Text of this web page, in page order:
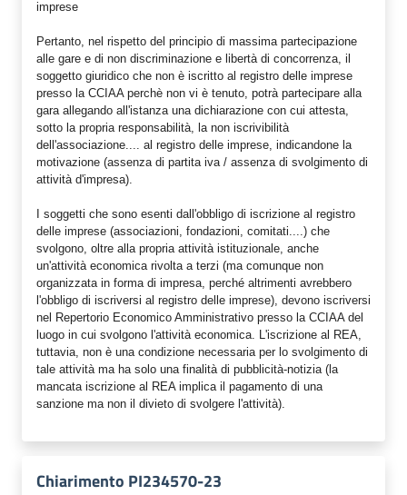
imprese
Pertanto, nel rispetto del principio di massima partecipazione
alle gare e di non discriminazione e libertà di concorrenza, il
soggetto giuridico che non è iscritto al registro delle imprese
presso la CCIAA perchè non vi è tenuto, potrà partecipare alla
gara allegando all'istanza una dichiarazione con cui attesta,
sotto la propria responsabilità, la non iscrivibilità
dell'associazione.... al registro delle imprese, indicandone la
motivazione (assenza di partita iva / assenza di svolgimento di
attività d'impresa).
I soggetti che sono esenti dall'obbligo di iscrizione al registro
delle imprese (associazioni, fondazioni, comitati....) che
svolgono, oltre alla propria attività istituzionale, anche
un'attività economica rivolta a terzi (ma comunque non
organizzata in forma di impresa, perché altrimenti avrebbero
l'obbligo di iscriversi al registro delle imprese), devono iscriversi
nel Repertorio Economico Amministrativo presso la CCIAA del
luogo in cui svolgono l'attività economica. L'iscrizione al REA,
tuttavia, non è una condizione necessaria per lo svolgimento di
tale attività ma ha solo una finalità di pubblicità-notizia (la
mancata iscrizione al REA implica il pagamento di una
sanzione ma non il divieto di svolgere l'attività).
Chiarimento PI234570-23